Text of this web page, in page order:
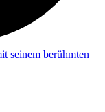
seinem berühmten